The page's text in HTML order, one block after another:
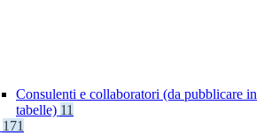
Consulenti e collaboratori (da pubblicare in
tabelle) 11
171